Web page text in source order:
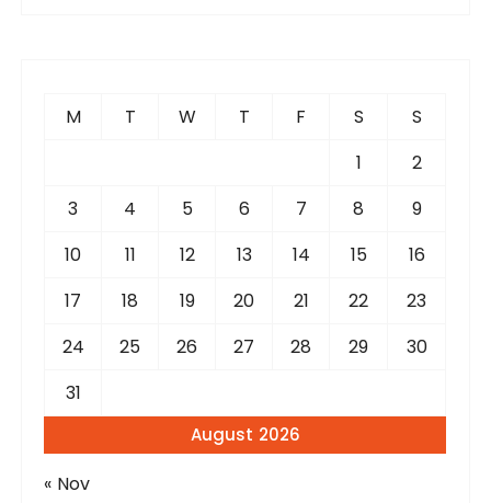
August 2026
M T W T F S
S
1
2
3
4 5 6 7 8
9
10
11 12 13 14 15
16
17
18 19 20 21 22
23
24
25 26 27 28 29
30
31
« Nov